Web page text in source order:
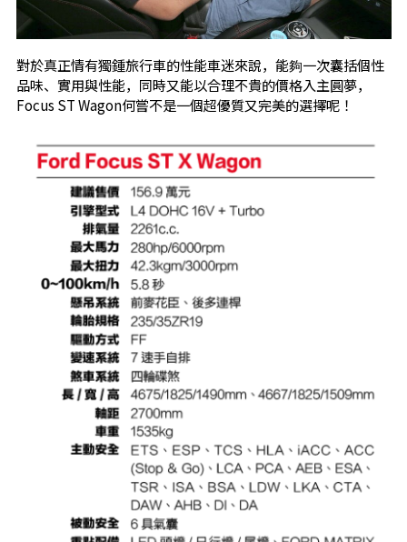
對於真正情有獨鍾旅行車的性能車迷來說，能夠一次囊括個性
品味、實用與性能，同時又能以合理不貴的價格入主圓夢，
Focus ST Wagon何嘗不是一個超優質又完美的選擇呢！